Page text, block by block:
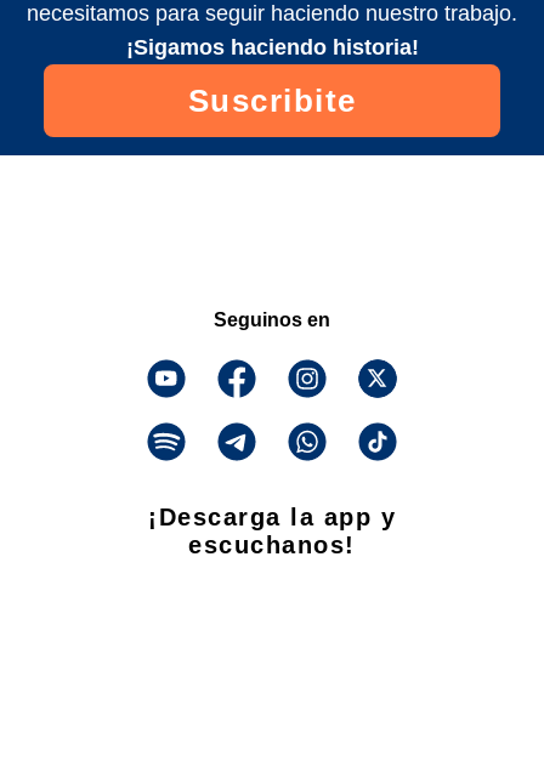
necesitamos para seguir haciendo nuestro trabajo.
¡Sigamos haciendo historia!
Suscribite
Seguinos en
¡Descarga la app y
escuchanos!